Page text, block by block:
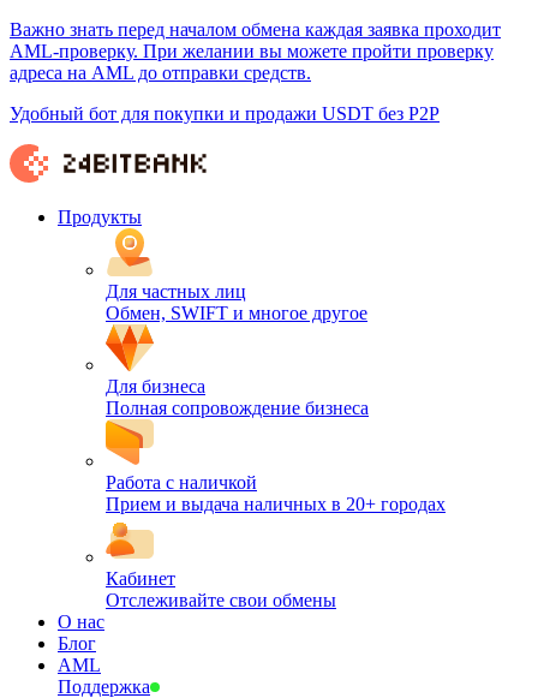
Важно знать перед началом обмена каждая заявка проходит
AML-проверку. При желании вы можете пройти проверку
адреса на AML до отправки средств.
Удобный бот для покупки и продажи USDT без P2P
Продукты
Для частных лиц
Обмен, SWIFT и многое другое
Для бизнеса
Полная сопровождение бизнеса
Работа с наличкой
Прием и выдача наличных в 20+ городах
Кабинет
Отслеживайте свои обмены
О нас
Блог
AML
Поддержка